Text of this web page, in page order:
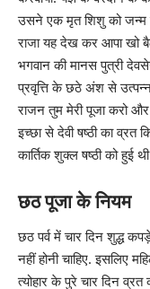
उसने एक मृत शिशु को जन्म
राजा यह देख कर आपा खो
भगवान की मानस पुत्री
प्रवृत्ति के छठे अंश से
राजन तुम मेरी पूजा करो और
इच्छा से देवी षष्ठी का व्रत
कार्तिक शुक्ल षष्ठी को
छठ पूजा के नियम
छठ पर्व में चार दिन शुद्ध
नहीं होनी चाहिए. इसलिए
त्योहार के पुरे चार दिन